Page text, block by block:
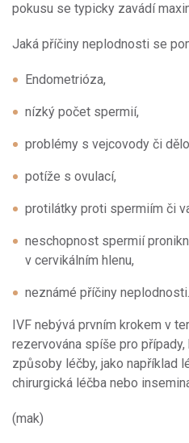
pokusu se typicky zavádí
Jaká příčiny neplodnosti se
Endometrióza,
nízký počet spermií,
problémy s vejcovody či
potíže s ovulací,
protilátky proti spermiím či
neschopnost spermií
v cervikálním hlenu,
neznámé příčiny neplodnosti.
IVF nebývá prvním krokem v
rezervována spíše pro případy,
způsoby léčby, jako například
chirurgická léčba nebo
(mak)